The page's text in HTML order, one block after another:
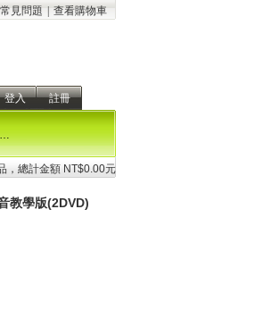
常見問題 查看購物車
登入 註冊
，總計金額 NT$0.00元
教學版(2DVD)